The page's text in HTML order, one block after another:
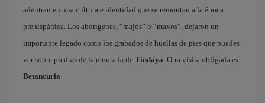
adentran en una cultura e identidad que se remontan a la época
prehispánica. Los aborígenes, “majos” o “maxos”, dejaron un
importante legado como los grabados de huellas de pies que puedes
ver sobre piedras de la montaña de Tindaya. Otra visita obligada es
Betancuria